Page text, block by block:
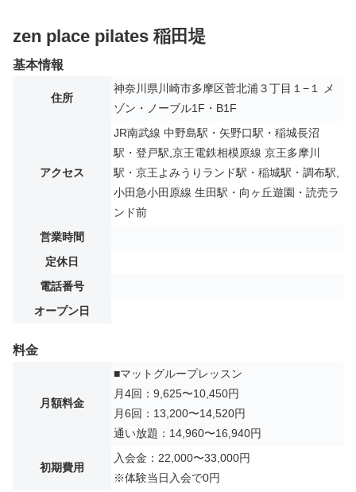
zen place pilates 稲田堤
基本情報
住所
神奈川県川崎市多摩区菅北浦３丁目１−１ メ
ゾン・ノーブル1F・B1F
アクセス
JR南武線 中野島駅・矢野口駅・稲城長沼
駅・登戸駅,京王電鉄相模原線 京王多摩川
駅・京王よみうりランド駅・稲城駅・調布駅,
小田急小田原線 生田駅・向ヶ丘遊園・読売ラ
ンド前
営業時間
定休日
電話番号
オープン日
料金
月額料金
■マットグループレッスン
月4回：9,625〜10,450円
月6回：13,200〜14,520円
通い放題：14,960〜16,940円
初期費用
入会金：22,000〜33,000円
※体験当日入会で0円